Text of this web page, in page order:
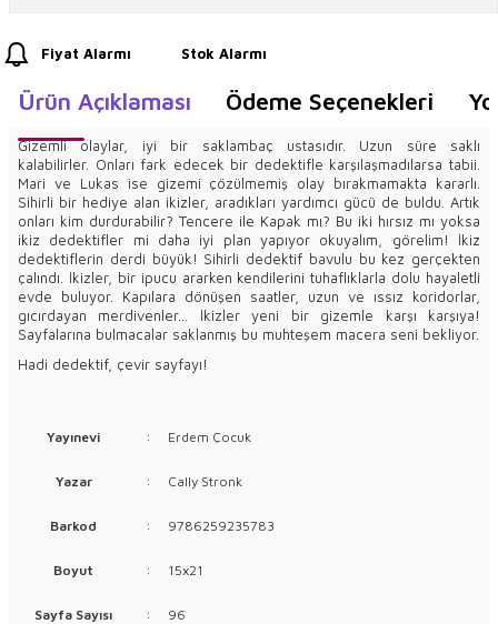
Fiyat Alarmı Stok Alarmı
Ürün Açıklaması Ödeme Seçenekleri
Gizemli olaylar, iyi bir saklambaç ustasıdır. Uzun süre saklı
kalabilirler. Onları fark edecek bir dedektifle karşılaşmadılarsa tabii.
Mari ve Lukas ise gizemi çözülmemiş olay bırakmamakta kararlı.
Sihirli bir hediye alan ikizler, aradıkları yardımcı gücü de buldu. Artık
onları kim durdurabilir? Tencere ile Kapak mı? Bu iki hırsız mı yoksa
ikiz dedektifler mi daha iyi plan yapıyor okuyalım, görelim! İkiz
dedektiflerin derdi büyük! Sihirli dedektif bavulu bu kez gerçekten
çalındı. İkizler, bir ipucu ararken kendilerini tuhaflıklarla dolu hayaletli
evde buluyor. Kapılara dönüşen saatler, uzun ve ıssız koridorlar,
gıcırdayan merdivenler... İkizler yeni bir gizemle karşı karşıya!
Sayfalarına bulmacalar saklanmış bu muhteşem macera seni bekliyor.
Hadi dedektif, çevir sayfayı!
Yayınevi : Erdem Çocuk
Yazar : Cally Stronk
Barkod : 9786259235783
Boyut : 15x21
Sayfa Sayısı : 96